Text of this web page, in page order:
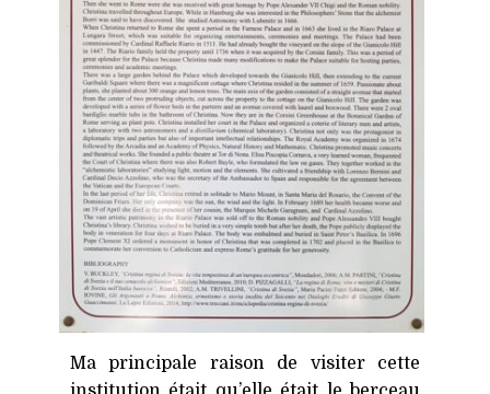
Ma principale raison de visiter cette